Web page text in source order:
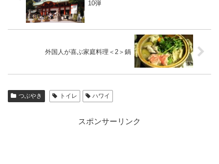
10弾
外国人が喜ぶ家庭料理＜2＞鍋
つぶやき トイレ ハワイ
スポンサーリンク